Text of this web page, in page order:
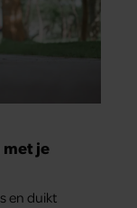
je
en duikt